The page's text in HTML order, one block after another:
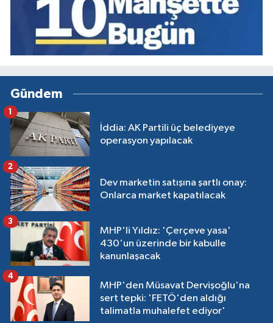
Gündem
İddia: AK Partili üç belediyeye
operasyon yapılacak
1
Dev marketin satışına şartlı onay:
Onlarca market kapatılacak
2
MHP'li Yıldız: 'Çerçeve yasa'
430'un üzerinde bir kabulle
kanunlaşacak
3
MHP'den Müsavat Dervişoğlu'na
sert tepki: 'FETÖ'den aldığı
talimatla muhalefet ediyor'
4